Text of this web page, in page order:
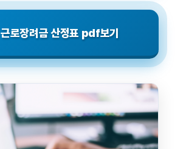
근로장려금 산정표 pdf보기